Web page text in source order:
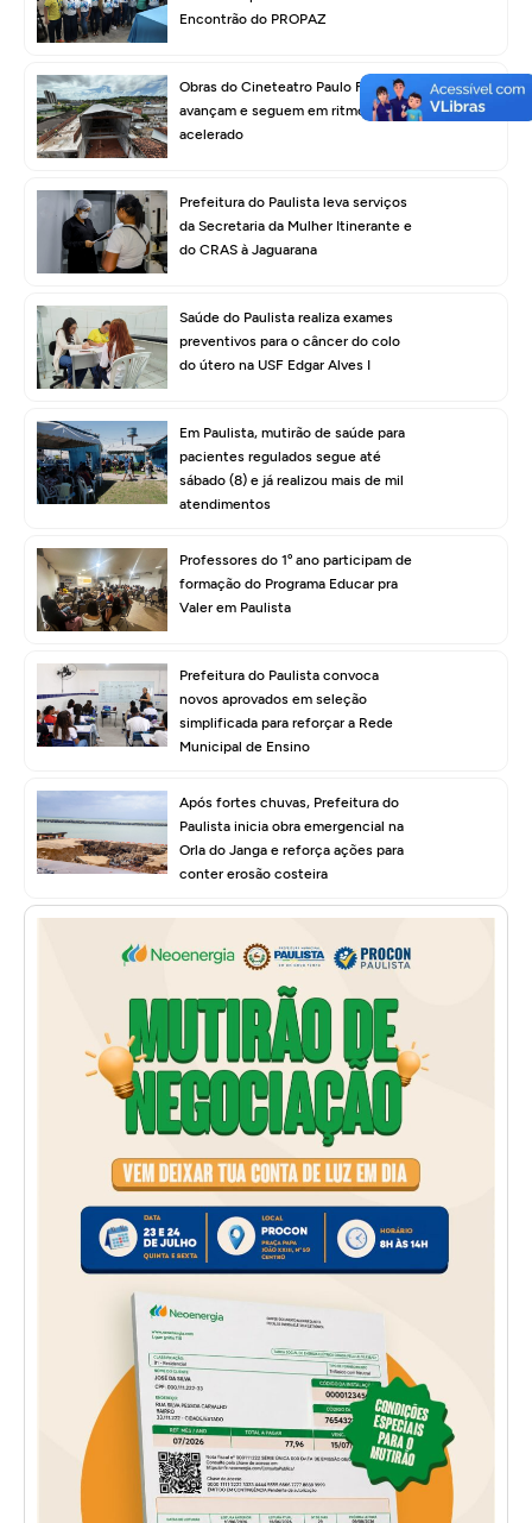
Encontrão do PROPAZ
Obras do Cineteatro Paulo Freire
avançam e seguem em ritmo
acelerado
Prefeitura do Paulista leva serviços
da Secretaria da Mulher Itinerante e
do CRAS à Jaguarana
Saúde do Paulista realiza exames
preventivos para o câncer do colo
do útero na USF Edgar Alves I
Em Paulista, mutirão de saúde para
pacientes regulados segue até
sábado (8) e já realizou mais de mil
atendimentos
Professores do 1º ano participam de
formação do Programa Educar pra
Valer em Paulista
Prefeitura do Paulista convoca
novos aprovados em seleção
simplificada para reforçar a Rede
Municipal de Ensino
Após fortes chuvas, Prefeitura do
Paulista inicia obra emergencial na
Orla do Janga e reforça ações para
conter erosão costeira